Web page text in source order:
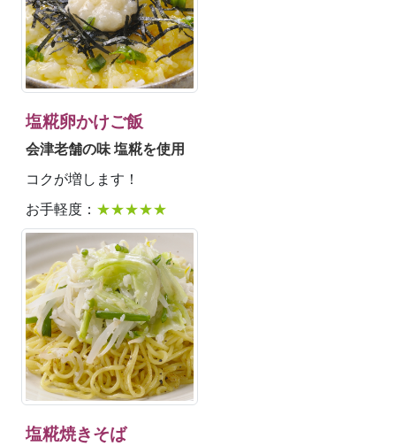
塩糀卵かけご飯
会津老舗の味 塩糀を使用
コクが増します！
お手軽度： ★★★★★
塩糀焼きそば